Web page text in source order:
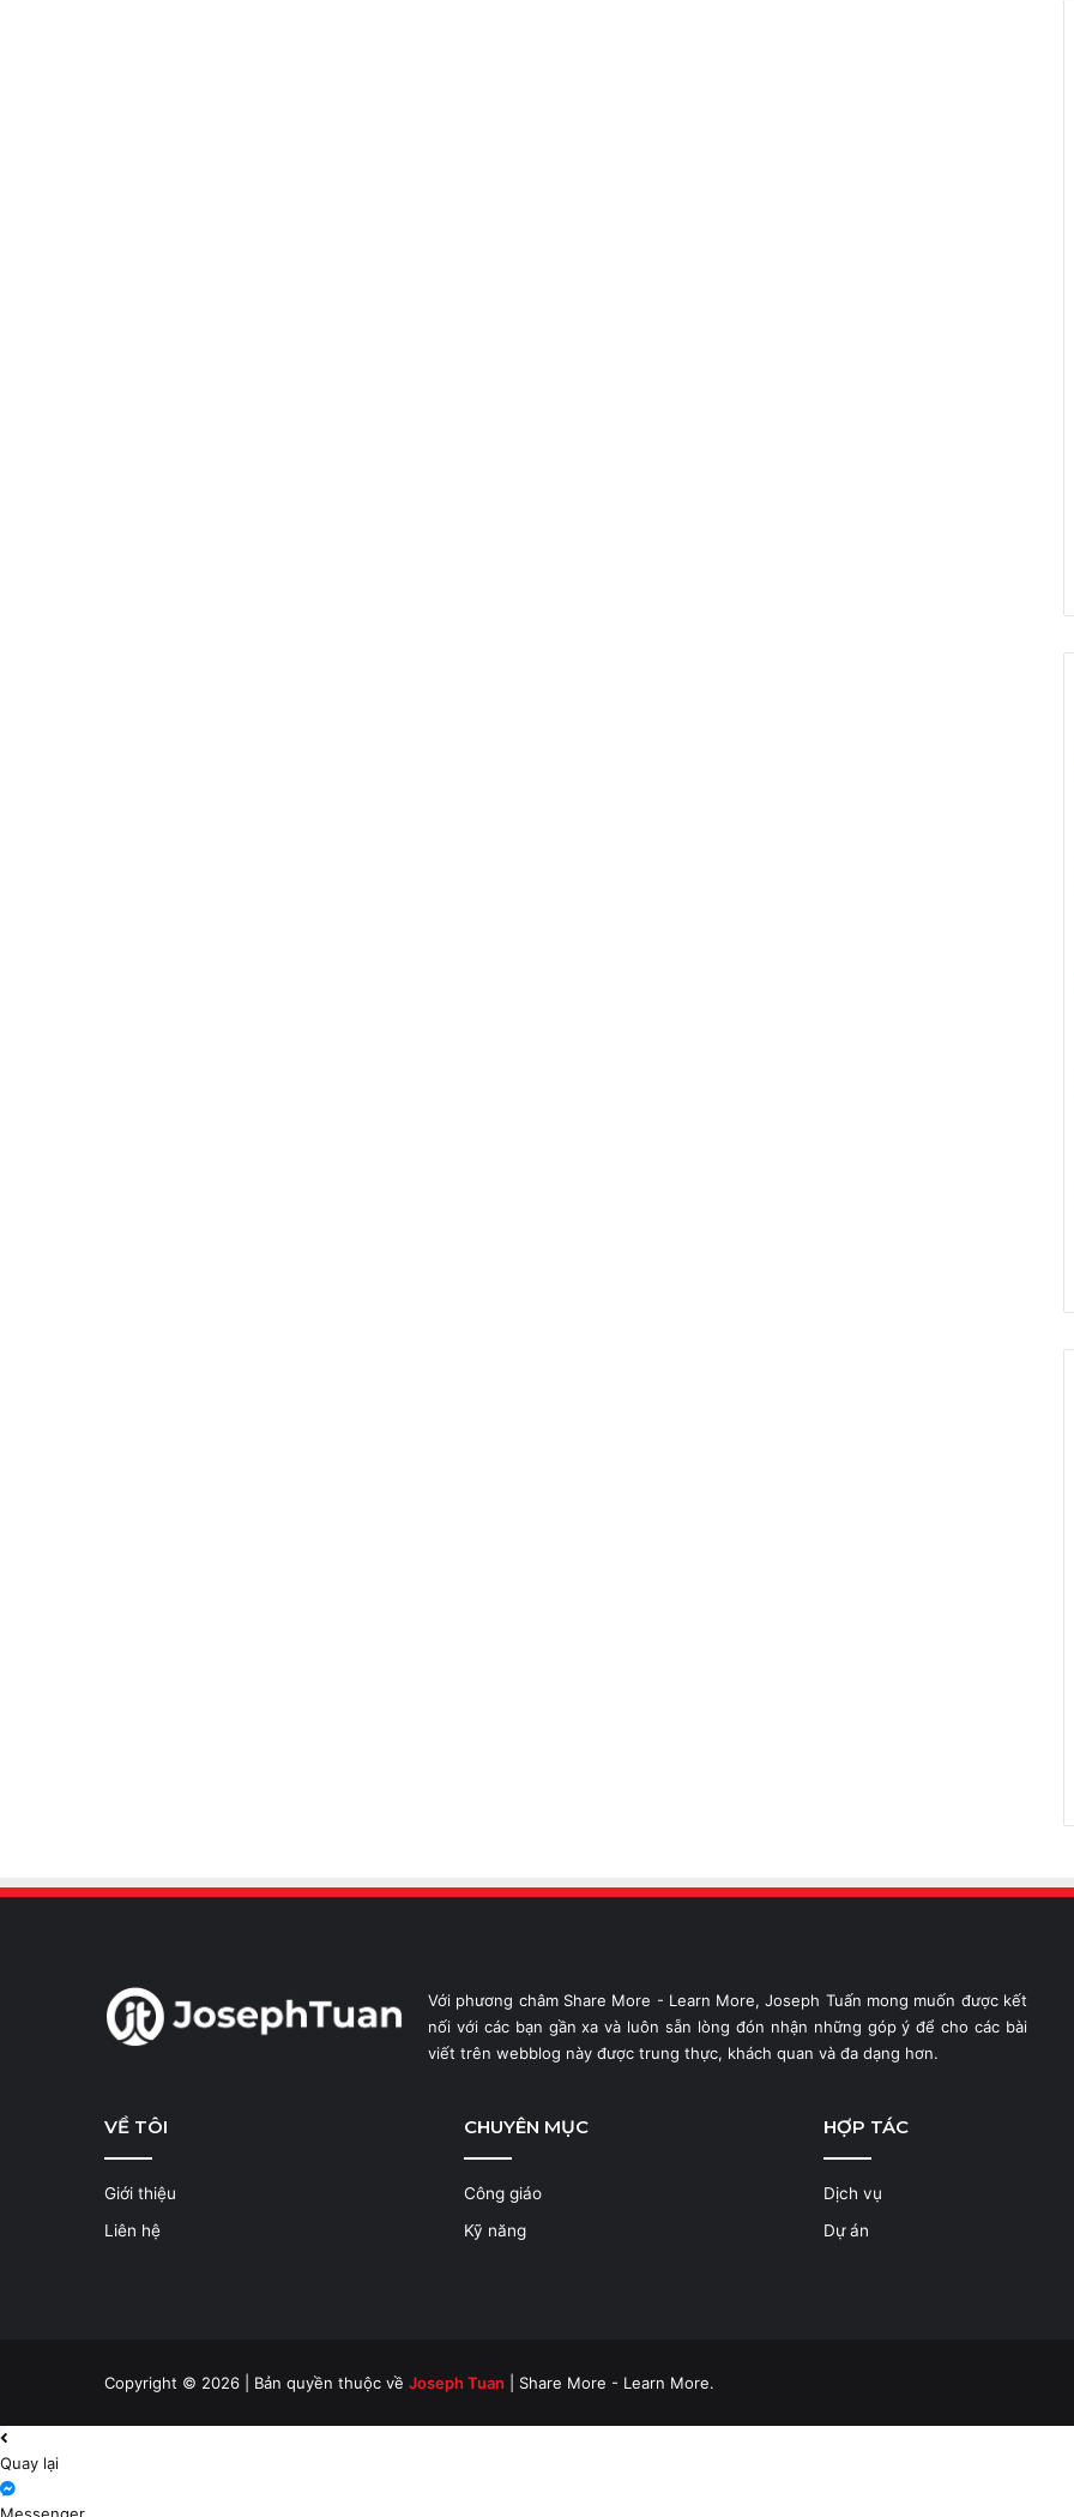
Với phương châm Share More - Learn More, Joseph Tuấn mong muốn được kết
nối với các bạn gần xa và luôn sẵn lòng đón nhận những góp ý để cho các bài
viết trên webblog này được trung thực, khách quan và đa dạng hơn.
VỀ TÔI
Giới thiệu
Liên hệ
CHUYÊN MỤC
Công giáo
Kỹ năng
HỢP TÁC
Dịch vụ
Dự án
Copyright © 2026 | Bản quyền thuộc về Joseph Tuan | Share More - Learn More.
Quay lại